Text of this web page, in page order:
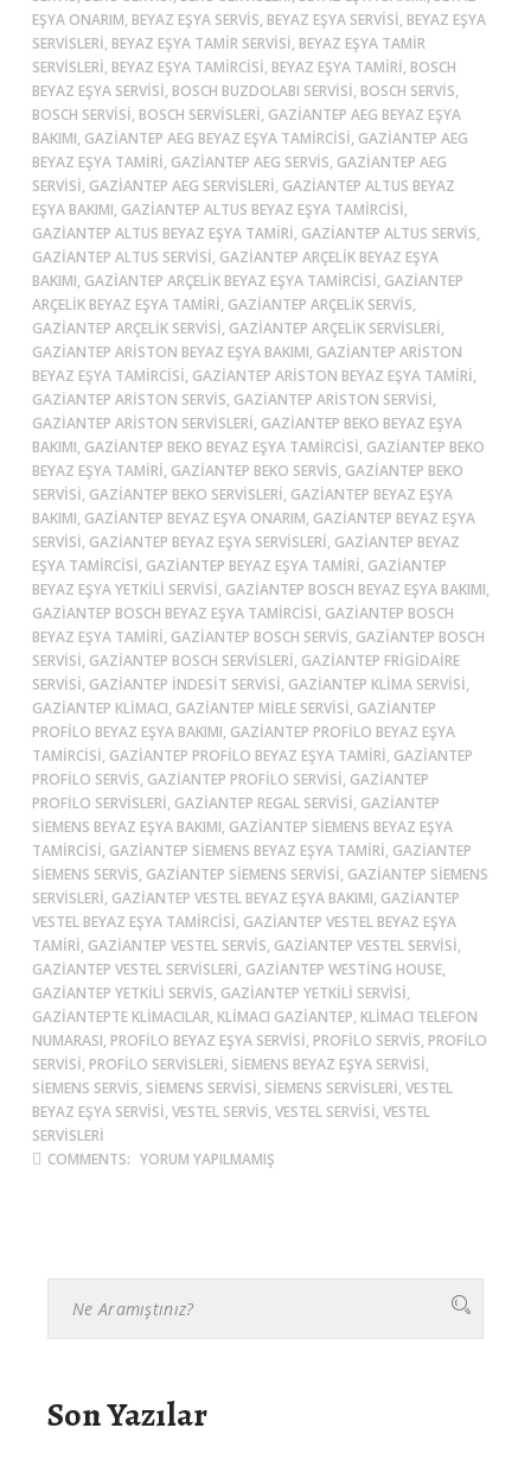
EŞYA ONARIM, BEYAZ EŞYA SERVIS, BEYAZ EŞYA SERVISI, BEYAZ EŞYA
SERVISLERI, BEYAZ EŞYA TAMIR SERVISI, BEYAZ EŞYA TAMIR
SERVISLERI, BEYAZ EŞYA TAMIRCISI, BEYAZ EŞYA TAMIRI, BOSCH
BEYAZ EŞYA SERVISI, BOSCH BUZDOLABI SERVISI, BOSCH SERVIS,
BOSCH SERVISI, BOSCH SERVISLERI, GAZIANTEP AEG BEYAZ EŞYA
BAKIMI, GAZIANTEP AEG BEYAZ EŞYA TAMIRCISI, GAZIANTEP AEG
BEYAZ EŞYA TAMIRI, GAZIANTEP AEG SERVIS, GAZIANTEP AEG
SERVISI, GAZIANTEP AEG SERVISLERI, GAZIANTEP ALTUS BEYAZ
EŞYA BAKIMI, GAZIANTEP ALTUS BEYAZ EŞYA TAMIRCISI,
GAZIANTEP ALTUS BEYAZ EŞYA TAMIRI, GAZIANTEP ALTUS SERVIS,
GAZIANTEP ALTUS SERVISI, GAZIANTEP ARÇELIK BEYAZ EŞYA
BAKIMI, GAZIANTEP ARÇELIK BEYAZ EŞYA TAMIRCISI, GAZIANTEP
ARÇELIK BEYAZ EŞYA TAMIRI, GAZIANTEP ARÇELIK SERVIS,
GAZIANTEP ARÇELIK SERVISI, GAZIANTEP ARÇELIK SERVISLERI,
GAZIANTEP ARISTON BEYAZ EŞYA BAKIMI, GAZIANTEP ARISTON
BEYAZ EŞYA TAMIRCISI, GAZIANTEP ARISTON BEYAZ EŞYA TAMIRI,
GAZIANTEP ARISTON SERVIS, GAZIANTEP ARISTON SERVISI,
GAZIANTEP ARISTON SERVISLERI, GAZIANTEP BEKO BEYAZ EŞYA
BAKIMI, GAZIANTEP BEKO BEYAZ EŞYA TAMIRCISI, GAZIANTEP BEKO
BEYAZ EŞYA TAMIRI, GAZIANTEP BEKO SERVIS, GAZIANTEP BEKO
SERVISI, GAZIANTEP BEKO SERVISLERI, GAZIANTEP BEYAZ EŞYA
BAKIMI, GAZIANTEP BEYAZ EŞYA ONARIM, GAZIANTEP BEYAZ EŞYA
SERVISI, GAZIANTEP BEYAZ EŞYA SERVISLERI, GAZIANTEP BEYAZ
EŞYA TAMIRCISI, GAZIANTEP BEYAZ EŞYA TAMIRI, GAZIANTEP
BEYAZ EŞYA YETKILI SERVISI, GAZIANTEP BOSCH BEYAZ EŞYA BAKIMI,
GAZIANTEP BOSCH BEYAZ EŞYA TAMIRCISI, GAZIANTEP BOSCH
BEYAZ EŞYA TAMIRI, GAZIANTEP BOSCH SERVIS, GAZIANTEP BOSCH
SERVISI, GAZIANTEP BOSCH SERVISLERI, GAZIANTEP FRIGIDAIRE
SERVISI, GAZIANTEP İNDESIT SERVISI, GAZIANTEP KLIMA SERVISI,
GAZIANTEP KLIMACI, GAZIANTEP MIELE SERVISI, GAZIANTEP
PROFILO BEYAZ EŞYA BAKIMI, GAZIANTEP PROFILO BEYAZ EŞYA
TAMIRCISI, GAZIANTEP PROFILO BEYAZ EŞYA TAMIRI, GAZIANTEP
PROFILO SERVIS, GAZIANTEP PROFILO SERVISI, GAZIANTEP
PROFILO SERVISLERI, GAZIANTEP REGAL SERVISI, GAZIANTEP
SIEMENS BEYAZ EŞYA BAKIMI, GAZIANTEP SIEMENS BEYAZ EŞYA
TAMIRCISI, GAZIANTEP SIEMENS BEYAZ EŞYA TAMIRI, GAZIANTEP
SIEMENS SERVIS, GAZIANTEP SIEMENS SERVISI, GAZIANTEP SIEMENS
SERVISLERI, GAZIANTEP VESTEL BEYAZ EŞYA BAKIMI, GAZIANTEP
VESTEL BEYAZ EŞYA TAMIRCISI, GAZIANTEP VESTEL BEYAZ EŞYA
TAMIRI, GAZIANTEP VESTEL SERVIS, GAZIANTEP VESTEL SERVISI,
GAZIANTEP VESTEL SERVISLERI, GAZIANTEP WESTING HOUSE,
GAZIANTEP YETKILI SERVIS, GAZIANTEP YETKILI SERVISI,
GAZIANTEPTE KLIMACILAR, KLIMACI GAZIANTEP, KLIMACI TELEFON
NUMARASI, PROFILO BEYAZ EŞYA SERVISI, PROFILO SERVIS, PROFILO
SERVISI, PROFILO SERVISLERI, SIEMENS BEYAZ EŞYA SERVISI,
SIEMENS SERVIS, SIEMENS SERVISI, SIEMENS SERVISLERI, VESTEL
BEYAZ EŞYA SERVISI, VESTEL SERVIS, VESTEL SERVISI, VESTEL
SERVISLERI
COMMENTS: YORUM YAPILMAMIŞ
Son Yazılar